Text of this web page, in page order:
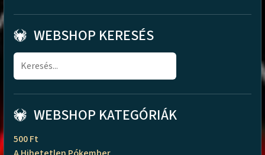
WEBSHOP KERESÉS
WEBSHOP KATEGÓRIÁK
500 Ft